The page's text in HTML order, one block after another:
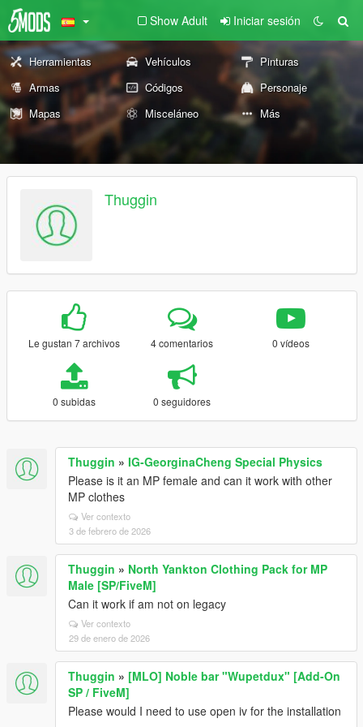
Show Adult Iniciar sesión
Herramientas Vehículos
Pinturas
Armas
Códigos
Personaje
Mapas
Misceláneo Más
Thuggin
Le gustan 7 archivos 4 comentarios 0 vídeos
0 subidas 0 seguidores
Thuggin » IG-GeorginaCheng Special Physics
Please is it an MP female and can it work with other
MP clothes
Ver contexto
3 de febrero de 2026
Thuggin » North Yankton Clothing Pack for MP
Male [SP/FiveM]
Can it work if am not on legacy
Ver contexto
29 de enero de 2026
Thuggin » [MLO] Noble bar "Wupetdux" [Add-On
SP / FiveM]
Please would I need to use open iv for the installation